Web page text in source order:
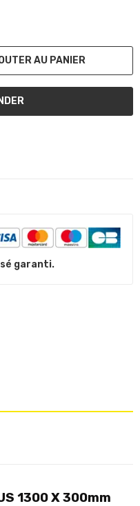
AU PANIER
garanti.
1300 X 300mm